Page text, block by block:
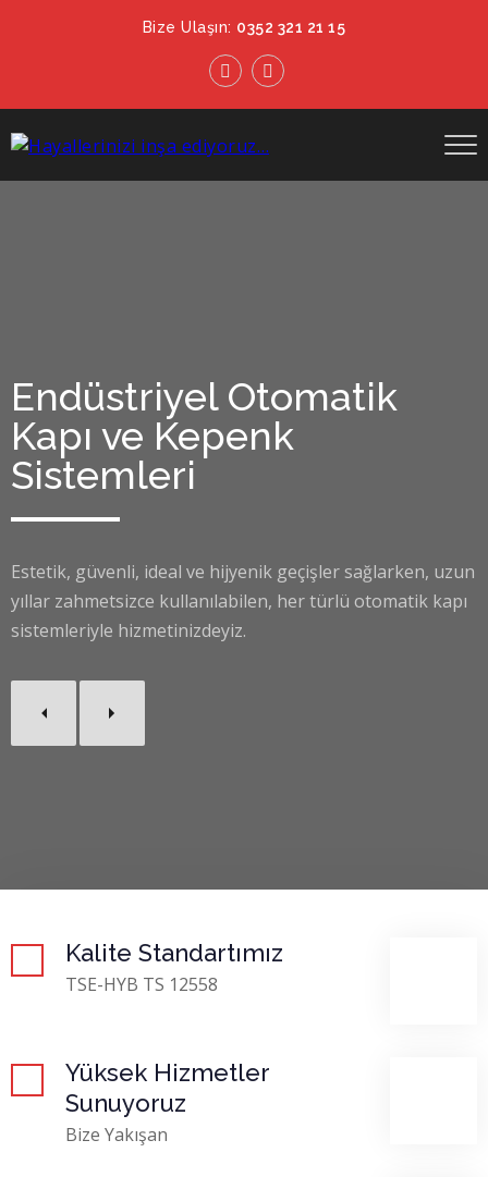
Bize Ulaşın: 0352 321 21 15
Endüstriyel Otomatik
Kapı ve Kepenk
Sistemleri
Estetik, güvenli, ideal ve hijyenik geçişler sağlarken, uzun
yıllar zahmetsizce kullanılabilen, her türlü otomatik kapı
sistemleriyle hizmetinizdeyiz.
Kalite Standartımız
TSE-HYB TS 12558
Yüksek Hizmetler
Sunuyoruz
Bize Yakışan